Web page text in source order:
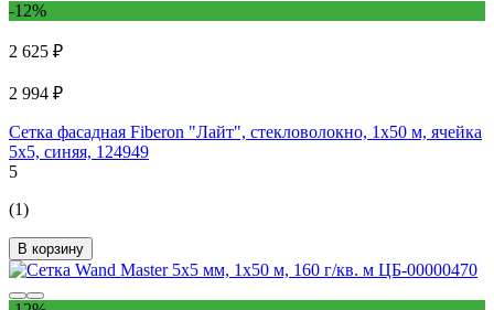
-12%
2 625 ₽
2 994 ₽
Сетка фасадная Fiberon "Лайт", стекловолокно, 1x50 м, ячейка
5x5, синяя, 124949
5
(1)
В корзину